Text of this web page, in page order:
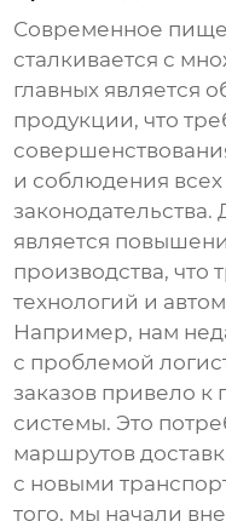
Современное
сталкивается с
главных является
продукции, что
и соблюдения
является
производства, что
технологий и
Например, нам
с проблемой
заказов привело к
системы. Это
маршрутов
с новыми
того, мы начали